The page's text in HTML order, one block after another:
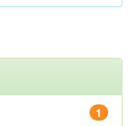
1